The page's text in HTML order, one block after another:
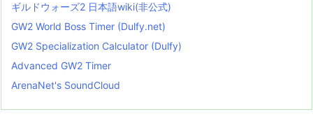
ギルドウォーズ2 日本語wiki(非公式)
GW2 World Boss Timer (Dulfy.net)
GW2 Specialization Calculator (Dulfy)
Advanced GW2 Timer
ArenaNet's SoundCloud